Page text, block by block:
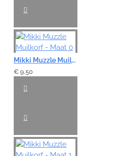
Mikki Muzzle Muilkorf - Maat 0
€ 9,50